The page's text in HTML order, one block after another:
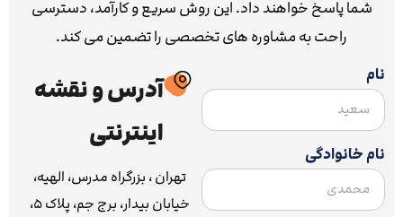
شما پاسخ خواهند داد. این روش سریع و کارآمد، دسترسی
راحت به مشاوره های تخصصی را تضمین می کند.
نام
نام خانوادگی
آدرس و نقشه
اینترنتی
تهران ، بزرگراه مدرس، الهیه،
خیابان بیدار، برج جم، پلاک ۵،